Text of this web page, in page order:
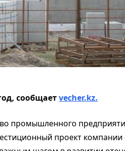
сообщаетvecher.kz.
промышленного
проект компании